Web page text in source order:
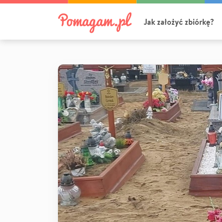
Jak założyć zbiórkę?